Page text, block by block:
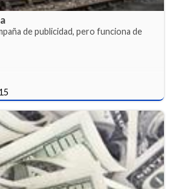
de publicidad, pero funciona de